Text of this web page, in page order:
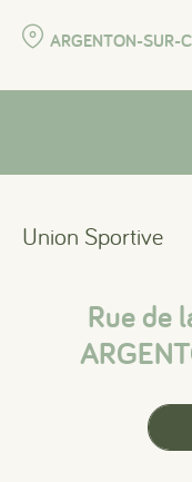
ARGENTON-SUR-
Union Sportive
Rue de